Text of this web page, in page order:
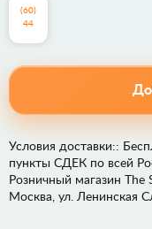
44
(60)
Условия доставки::
пункты СДЕК по всей
Розничный магазин
Москва, ул. Ленинская